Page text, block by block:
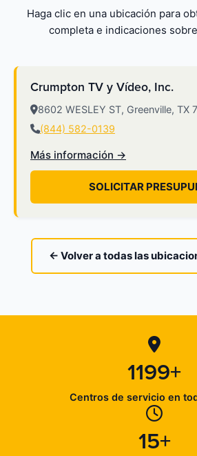
Haga clic en una ubicación para
completa e indicaciones
Crumpton TV y Vídeo, Inc.
8602 WESLEY ST, Greenville, TX
(844) 582-0139
Más información →
SOLICITAR
← Volver a todas las
1199+
Centros de servicio en
15+